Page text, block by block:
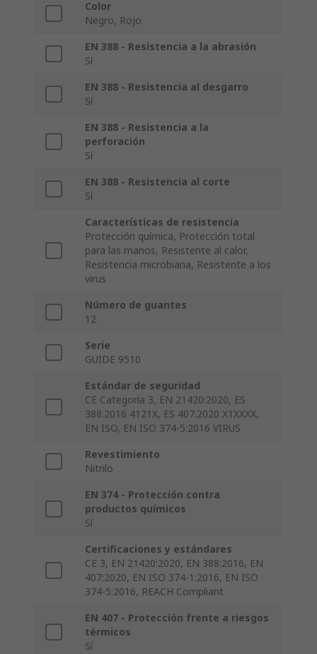
Color
Negro, Rojo
EN 388 - Resistencia a la abrasión
Sí
EN 388 - Resistencia al desgarro
Sí
EN 388 - Resistencia a la
perforación
Sí
EN 388 - Resistencia al corte
Sí
Características de resistencia
Protección química, Protección total
para las manos, Resistente al calor,
Resistencia microbiana, Resistente a los
virus
Número de guantes
12
Serie
GUIDE 9510
Estándar de seguridad
CE Categoría 3, EN 21420:2020, ES
388:2016 4121X, ES 407:2020 X1XXXX,
EN ISO, EN ISO 374-5:2016 VIRUS
Revestimiento
Nitrilo
EN 374 - Protección contra
productos químicos
Sí
Certificaciones y estándares
CE 3, EN 21420:2020, EN 388:2016, EN
407:2020, EN ISO 374-1:2016, EN ISO
374-5:2016, REACH Compliant
EN 407 - Protección frente a riesgos
térmicos
Sí